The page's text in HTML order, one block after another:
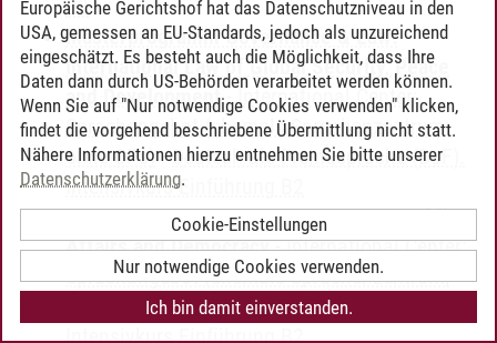
B2
Masterprogramm Governance & Law:
International Law of Global Security, Peace
and Development-International Center:
Sprachangebot (ehemals Sprachenzentrum;
ohne CPs)-Deutsch als Fremdsprache (DaF).
Intensivkurs Einführung B2
Masterprogramm Governance & Law: Public
Affairs and Democracy-International Center:
Sprachangebot (ehemals Sprachenzentrum;
ohne CPs)- Deutsch als Fremdsprache (DaF).
Intensivkurs Einführung B2
Europäische Gerichtshof hat das Datenschutzniveau in den
USA, gemessen an EU-Standards, jedoch als unzureichend
eingeschätzt. Es besteht auch die Möglichkeit, dass Ihre
Daten dann durch US-Behörden verarbeitet werden können.
Wenn Sie auf "Nur notwendige Cookies verwenden" klicken,
findet die vorgehend beschriebene Übermittlung nicht statt.
Nähere Informationen hierzu entnehmen Sie bitte unserer
Datenschutzerklärung.
Cookie-Einstellungen
Nur notwendige Cookies verwenden.
Ich bin damit einverstanden.